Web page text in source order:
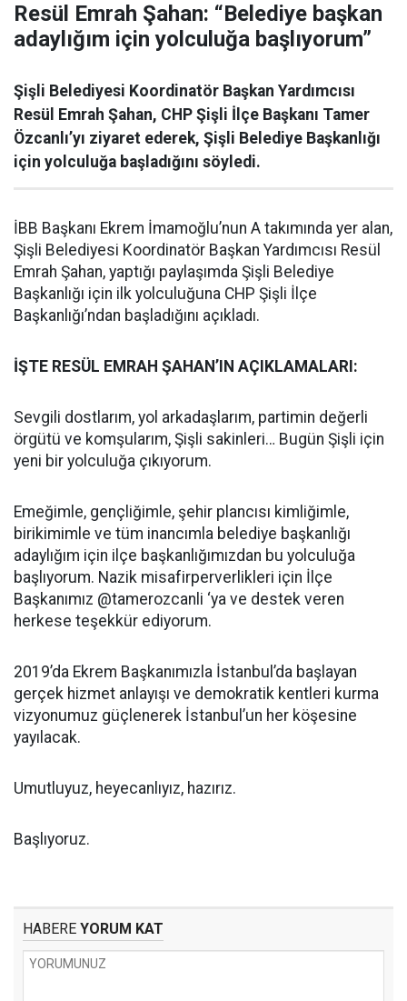
Resül Emrah Şahan: “Belediye başkan
adaylığım için yolculuğa başlıyorum”
Şişli Belediyesi Koordinatör Başkan Yardımcısı
Resül Emrah Şahan, CHP Şişli İlçe Başkanı Tamer
Özcanlı’yı ziyaret ederek, Şişli Belediye Başkanlığı
için yolculuğa başladığını söyledi.
İBB Başkanı Ekrem İmamoğlu’nun A takımında yer alan,
Şişli Belediyesi Koordinatör Başkan Yardımcısı Resül
Emrah Şahan, yaptığı paylaşımda Şişli Belediye
Başkanlığı için ilk yolculuğuna CHP Şişli İlçe
Başkanlığı’ndan başladığını açıkladı.
İŞTE RESÜL EMRAH ŞAHAN’IN AÇIKLAMALARI:
Sevgili dostlarım, yol arkadaşlarım, partimin değerli
örgütü ve komşularım, Şişli sakinleri… Bugün Şişli için
yeni bir yolculuğa çıkıyorum.
Emeğimle, gençliğimle, şehir plancısı kimliğimle,
birikimimle ve tüm inancımla belediye başkanlığı
adaylığım için ilçe başkanlığımızdan bu yolculuğa
başlıyorum. Nazik misafirperverlikleri için İlçe
Başkanımız @tamerozcanli ‘ya ve destek veren
herkese teşekkür ediyorum.
2019’da Ekrem Başkanımızla İstanbul’da başlayan
gerçek hizmet anlayışı ve demokratik kentleri kurma
vizyonumuz güçlenerek İstanbul’un her köşesine
yayılacak.
Umutluyuz, heyecanlıyız, hazırız.
Başlıyoruz.
HABERE YORUM KAT